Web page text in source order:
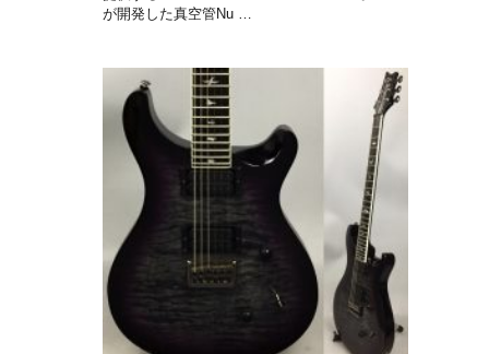
が開発した真空管Nu …